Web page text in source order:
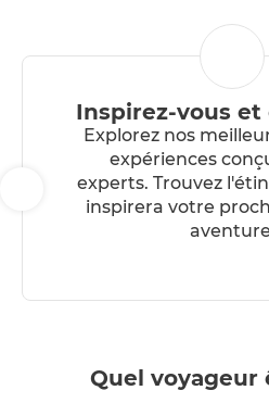
Inspirez-vous et
Explorez nos
expériences
experts. Trouvez
inspirera votre
Quel voyageur